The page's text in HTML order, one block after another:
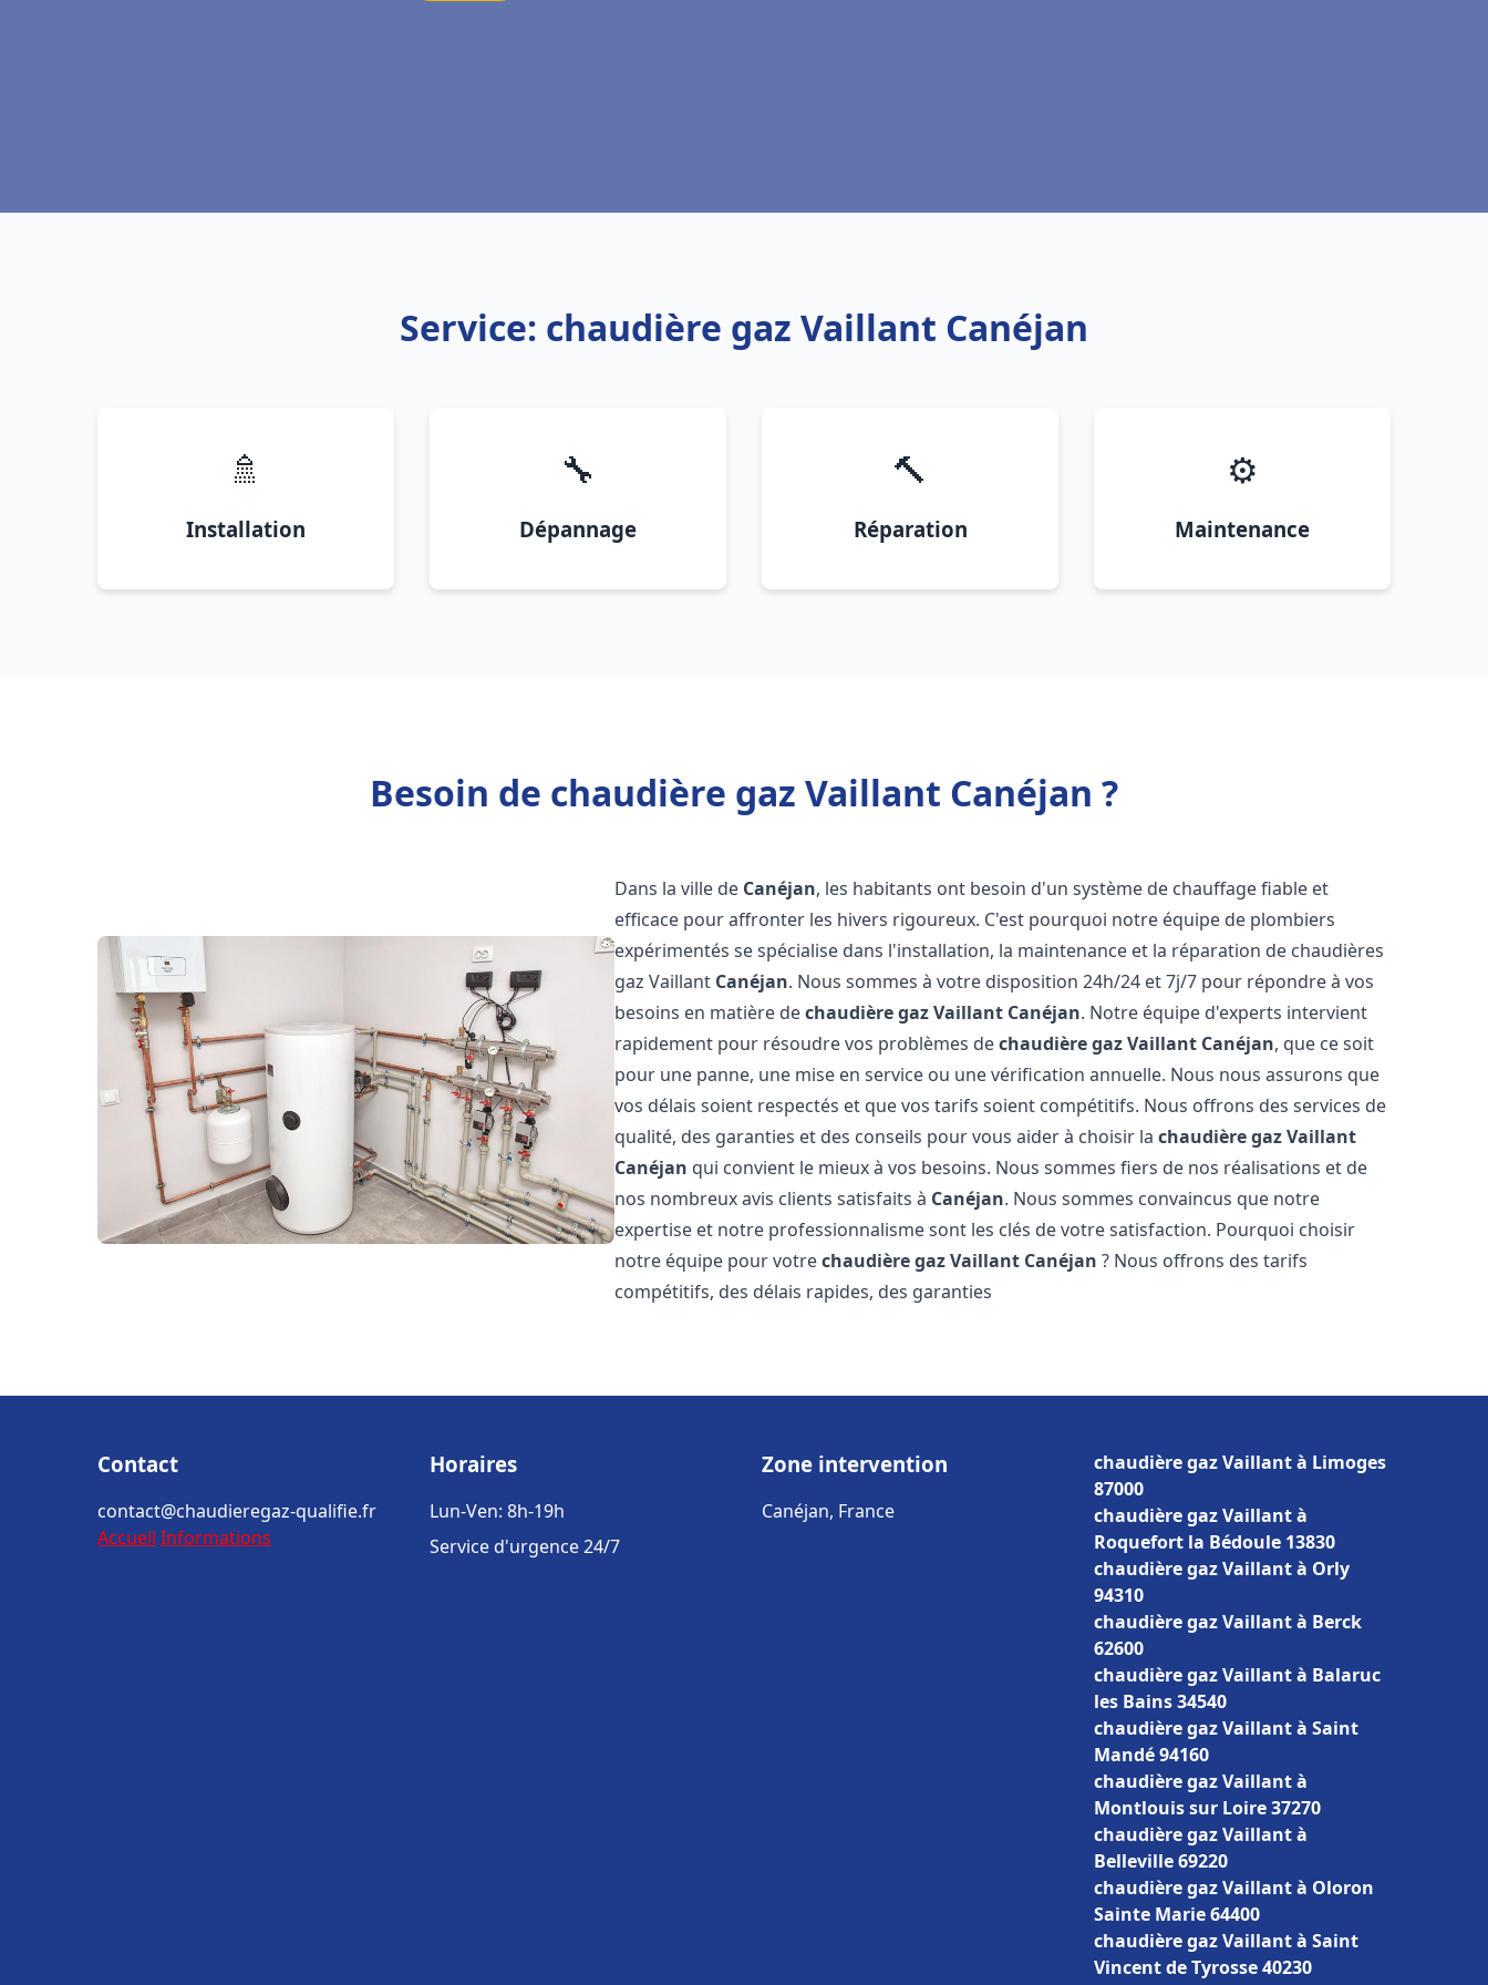
Service: chaudière gaz Vaillant Canéjan
🚿
Installation
🔧
Dépannage
🔨
Réparation
⚙️
Maintenance
Besoin de chaudière gaz Vaillant Canéjan ?
Dans la ville de Canéjan, les habitants ont besoin d'un système de chauffage fiable et
efficace pour affronter les hivers rigoureux. C'est pourquoi notre équipe de plombiers
expérimentés se spécialise dans l'installation, la maintenance et la réparation de chaudières
gaz Vaillant Canéjan. Nous sommes à votre disposition 24h/24 et 7j/7 pour répondre à vos
besoins en matière dechaudière gaz Vaillant Canéjan. Notre équipe d'experts intervient
rapidement pour résoudre vos problèmes dechaudière gaz Vaillant Canéjan, que ce soit
pour une panne, une mise en service ou une vérification annuelle. Nous nous assurons que
vos délais soient respectés et que vos tarifs soient compétitifs. Nous offrons des services de
qualité, des garanties et des conseils pour vous aider à choisir lachaudière gaz Vaillant
Canéjan qui convient le mieux à vos besoins. Nous sommes fiers de nos réalisations et de
nos nombreux avis clients satisfaits à Canéjan. Nous sommes convaincus que notre
expertise et notre professionnalisme sont les clés de votre satisfaction. Pourquoi choisir
notre équipe pour votrechaudière gaz Vaillant Canéjan ? Nous offrons des tarifs
compétitifs, des délais rapides, des garanties
Contact
contact@chaudieregaz-qualifie.fr
Accueil Informations
Horaires
Lun-Ven: 8h-19h
Service d'urgence 24/7
Zone intervention
Canéjan, France
chaudière gaz Vaillant à Limoges
87000
chaudière gaz Vaillant à
Roquefort la Bédoule 13830
chaudière gaz Vaillant à Orly
94310
chaudière gaz Vaillant à Berck
62600
chaudière gaz Vaillant à Balaruc
les Bains 34540
chaudière gaz Vaillant à Saint
Mandé 94160
chaudière gaz Vaillant à
Montlouis sur Loire 37270
chaudière gaz Vaillant à
Belleville 69220
chaudière gaz Vaillant à Oloron
Sainte Marie 64400
chaudière gaz Vaillant à Saint
Vincent de Tyrosse 40230